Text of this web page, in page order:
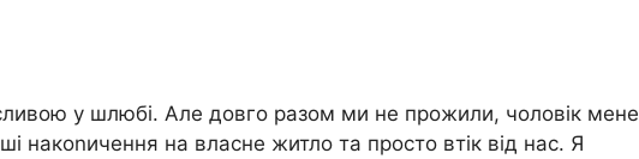
у шлюбі. Але довго разом ми не прожили, чоловік мене
накоnичення на власне житло та просто втік від нас. Я